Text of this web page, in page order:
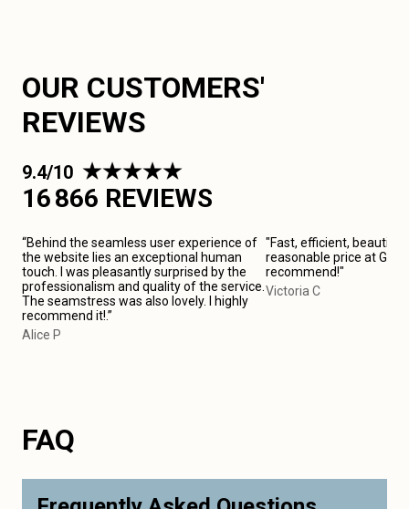
OUR CUSTOMERS'
REVIEWS
9.4/10
16 866 REVIEWS
“Behind the seamless user experience of
the website lies an exceptional human
touch. I was pleasantly surprised by the
professionalism and quality of the service.
The seamstress was also lovely. I highly
recommend it!.”
Alice P
"Fast, efficient, beautiful
reasonable price at
recommend!"
Victoria C
FAQ